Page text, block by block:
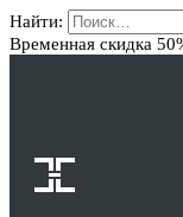
Найти:
Временная скидка